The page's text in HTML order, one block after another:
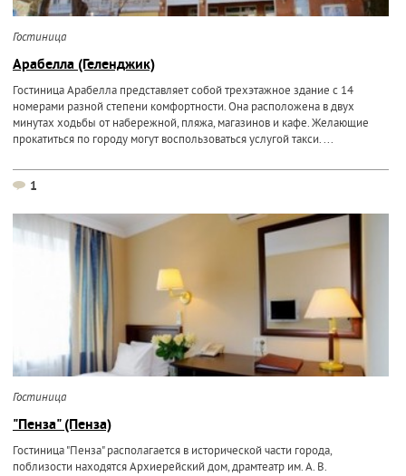
Гостиница
Арабелла (Геленджик)
Гостиница Арабелла представляет собой трехэтажное здание с 14
номерами разной степени комфортности. Она расположена в двух
минутах ходьбы от набережной, пляжа, магазинов и кафе. Желающие
прокатиться по городу могут воспользоваться услугой такси. ...
1
Гостиница
"Пенза" (Пенза)
Гостиница "Пенза" располагается в исторической части города,
поблизости находятся Архиерейский дом, драмтеатр им. А. В.